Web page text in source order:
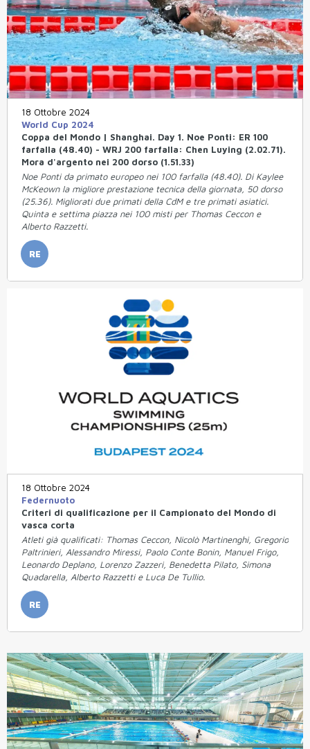
18 Ottobre 2024
World Cup 2024
Coppa del Mondo | Shanghai. Day 1. Noe Ponti: ER 100
farfalla (48.40) - WRJ 200 farfalla: Chen Luying (2.02.71).
Mora d'argento nei 200 dorso (1.51.33)
Noe Ponti da primato europeo nei 100 farfalla (48.40). Di Kaylee
McKeown la migliore prestazione tecnica della giornata, 50 dorso
(25.36). Migliorati due primati della CdM e tre primati asiatici.
Quinta e settima piazza nei 100 misti per Thomas Ceccon e
Alberto Razzetti.
RE
18 Ottobre 2024
Federnuoto
Criteri di qualificazione per il Campionato del Mondo di
vasca corta
Atleti già qualificati: Thomas Ceccon, Nicolò Martinenghi, Gregorio
Paltrinieri, Alessandro Miressi, Paolo Conte Bonin, Manuel Frigo,
Leonardo Deplano, Lorenzo Zazzeri, Benedetta Pilato, Simona
Quadarella, Alberto Razzetti e Luca De Tullio.
RE